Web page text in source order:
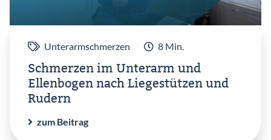
Unterarmschmerzen 8 Min.
Schmerzen im Unterarm und
Ellenbogen nach Liegestützen und
Rudern
zum Beitrag